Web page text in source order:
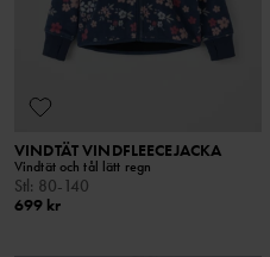
VINDTÄT VINDFLEECEJACKA
Vindtät och tål lätt regn
Stl: 80-140
699 kr